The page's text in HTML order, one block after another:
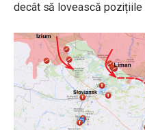
decât să lovească pozițiile